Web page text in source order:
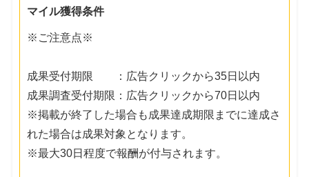
マイル獲得条件
※ご注意点※
成果受付期限 ：広告クリックから35日以内
成果調査受付期限：広告クリックから70日以内
※掲載が終了した場合も成果達成期限までに達成さ
れた場合は成果対象となります。
※最大30日程度で報酬が付与されます。